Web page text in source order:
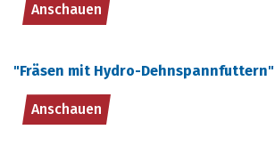
Anschauen
"Fräsen mit Hydro-Dehnspannfuttern"
Anschauen